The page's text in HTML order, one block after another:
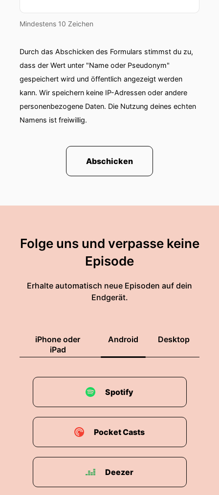
Mindestens 10 Zeichen
Durch das Abschicken des Formulars stimmst du zu,
dass der Wert unter "Name oder Pseudonym"
gespeichert wird und öffentlich angezeigt werden
kann. Wir speichern keine IP-Adressen oder andere
personenbezogene Daten. Die Nutzung deines echten
Namens ist freiwillig.
Abschicken
Folge uns und verpasse keine
Episode
Erhalte automatisch neue Episoden auf dein
Endgerät.
iPhone oder
iPad
Android Desktop
Spotify
Pocket Casts
Deezer